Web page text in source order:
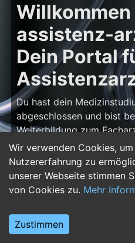
Wir verwenden Cookies,
Nutzererfahrung zu
unserer Webseite stimmen
von Cookies zu. Mehr
Zustimmen
Willkommen
assistenz-
Dein Portal
Du hast dein
abgeschlossen und bist
Weiterbildung zum
bist du aufassistenz-
Hier findest du zahlreiche
Assistenzärzte in allen
Inneren Medizin über die
deine Karriere im
passende Klinik oder